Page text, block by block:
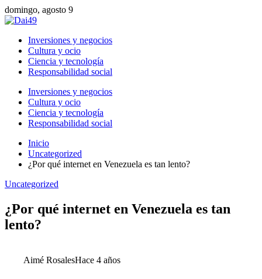
domingo, agosto 9
Inversiones y negocios
Cultura y ocio
Ciencia y tecnología
Responsabilidad social
Inversiones y negocios
Cultura y ocio
Ciencia y tecnología
Responsabilidad social
Inicio
Uncategorized
¿Por qué internet en Venezuela es tan lento?
Uncategorized
¿Por qué internet en Venezuela es tan
lento?
Aimé RosalesHace 4 años